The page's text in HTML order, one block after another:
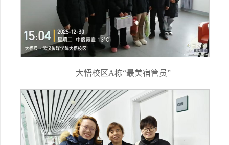
大悟校区A栋“最美宿管员”